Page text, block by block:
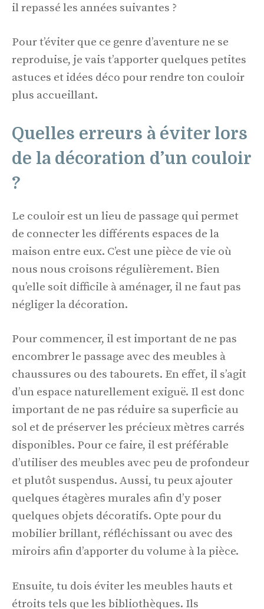
il repassé les années suivantes ?
Pour t’éviter que ce genre d’aventure ne se
reproduise, je vais t’apporter quelques petites
astuces et idées déco pour rendre ton couloir
plus accueillant.
Quelles erreurs à éviter lors
de la décoration d’un couloir
?
Le couloir est un lieu de passage qui permet
de connecter les différents espaces de la
maison entre eux. C’est une pièce de vie où
nous nous croisons régulièrement. Bien
qu’elle soit difficile à aménager, il ne faut pas
négliger la décoration.
Pour commencer, il est important de ne pas
encombrer le passage avec des meubles à
chaussures ou des tabourets. En effet, il s’agit
d’un espace naturellement exiguë. Il est donc
important de ne pas réduire sa superficie au
sol et de préserver les précieux mètres carrés
disponibles. Pour ce faire, il est préférable
d’utiliser des meubles avec peu de profondeur
et plutôt suspendus. Aussi, tu peux ajouter
quelques étagères murales afin d’y poser
quelques objets décoratifs. Opte pour du
mobilier brillant, réfléchissant ou avec des
miroirs afin d’apporter du volume à la pièce.
Ensuite, tu dois éviter les meubles hauts et
étroits tels que les bibliothèques. Ils